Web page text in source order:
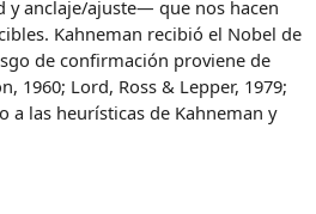
anclaje/ajuste— que nos hacen
Kahneman recibió el Nobel de
de confirmación proviene de
1960; Lord, Ross & Lepper, 1979;
a las heurísticas de Kahneman y